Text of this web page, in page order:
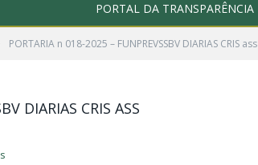
PORTAL DA TRANSPARÊNCIA
PORTARIA n 018-2025 – FUNPREVSSBV DIARIAS CRIS ass
DIARIAS CRIS ASS